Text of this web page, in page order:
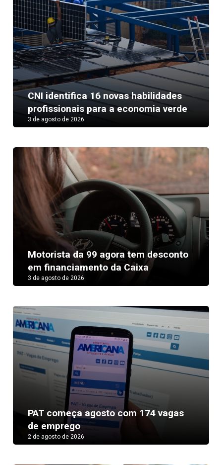
CNI identifica 16 novas habilidades
profissionais para a economia verde
3 de agosto de 2026
Motorista da 99 agora tem desconto
em financiamento da Caixa
3 de agosto de 2026
PAT começa agosto com 174 vagas
de emprego
2 de agosto de 2026